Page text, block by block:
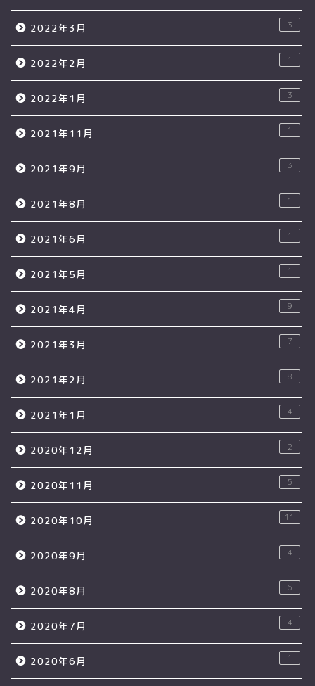
2022年3月 3
2022年2月 1
2022年1月 3
2021年11月 1
2021年9月 3
2021年8月 1
2021年6月 1
2021年5月 1
2021年4月 9
2021年3月 7
2021年2月 8
2021年1月 4
2020年12月 2
2020年11月 5
2020年10月 11
2020年9月 4
2020年8月 6
2020年7月 4
2020年6月 1